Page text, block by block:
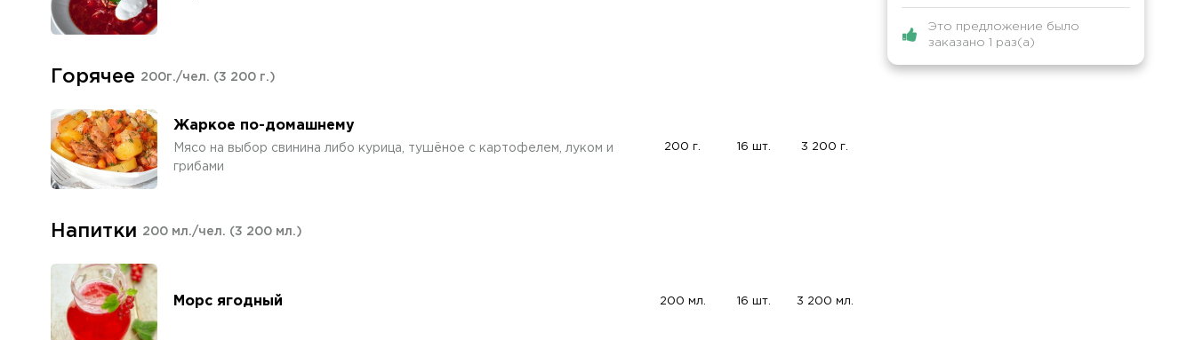
Горячее 200г./чел. (3 200 г.)
Жаркое по-домашнему
Мясо на выбор свинина либо курица, тушёное с картофелем, луком и
грибами
200 г. 16 шт. 3 200 г.
Напитки 200 мл./чел. (3 200 мл.)
Морс ягодный 200 мл. 16 шт. 3 200 мл.
Это предложение было
заказано 1 раз(а)